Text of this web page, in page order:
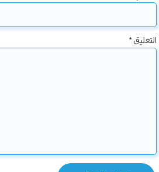
التعليق*